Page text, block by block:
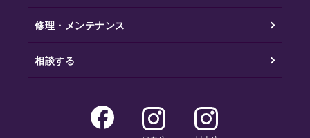
修理・メンテナンス
相談する